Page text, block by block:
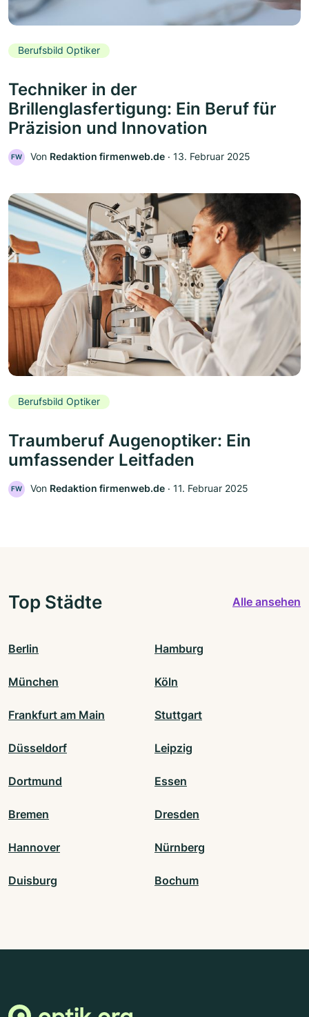
Berufsbild Optiker
Techniker in der
Brillenglasfertigung: Ein Beruf für
Präzision und Innovation
FW Von Redaktion firmenweb.de ‧ 13. Februar 2025
Berufsbild Optiker
Traumberuf Augenoptiker: Ein
umfassender Leitfaden
FW Von Redaktion firmenweb.de ‧ 11. Februar 2025
Top Städte Alle ansehen
Berlin Hamburg
München Köln
Frankfurt am Main Stuttgart
Düsseldorf Leipzig
Dortmund Essen
Bremen Dresden
Hannover Nürnberg
Duisburg Bochum